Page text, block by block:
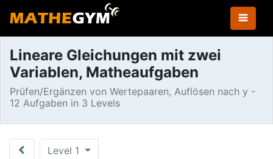
Lineare Gleichungen mit zwei
Variablen, Matheaufgaben
Prüfen/Ergänzen von Wertepaaren, Auflösen nach y -
12 Aufgaben in 3 Levels
Level 1